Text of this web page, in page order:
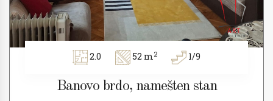
2.0 52 m2 1/9
Banovo brdo, namešten stan